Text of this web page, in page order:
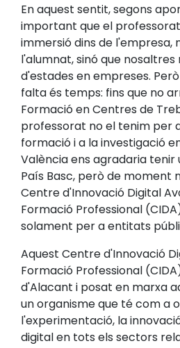
En aquest sentit, segons
important que el
immersió dins de l'empresa,
l'alumnat, sinó que
d'estades en empreses.
falta és temps: fins que no
Formació en Centres de
professorat no el tenim per
formació i a la investigació
València ens agradaria tenir
País Basc, però de moment
Centre d'Innovació Digital
Formació Professional
solament per a entitats
Aquest Centre d'Innovació
Formació Professional
d'Alacant i posat en marxa
un organisme que té com a
l'experimentació, la
digital en tots els sectors